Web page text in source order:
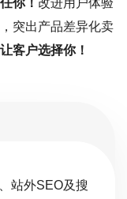
你！ 改进用户体验
突出产品差异化卖
让客户选择你！
站外SEO及搜